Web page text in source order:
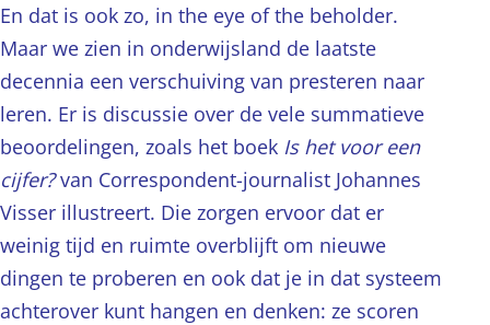
En dat is ook zo, in the eye of the beholder.
Maar we zien in onderwijsland de laatste
decennia een verschuiving van presteren naar
leren. Er is discussie over de vele summatieve
beoordelingen, zoals het boek Is het voor een
cijfer?van Correspondent-journalist Johannes
Visser illustreert. Die zorgen ervoor dat er
weinig tijd en ruimte overblijft om nieuwe
dingen te proberen en ook dat je in dat systeem
achterover kunt hangen en denken: ze scoren